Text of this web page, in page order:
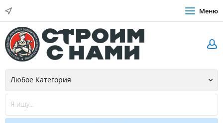
Меню